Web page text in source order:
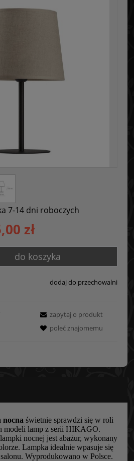
7-14 dni roboczych
zł
do koszyka
dodaj do przechowalni
zapytaj o produkt
poleć znajomemu
nocna świetnie sprawdzi się w roli
modeli lamp z serii HIKAGO.
nocnej jest abażur, wykonany
Lampka idealnie wpasuje się
Wyprodukowano w Polsce.